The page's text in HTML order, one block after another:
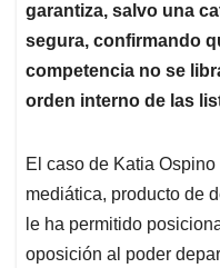
garantiza, salvo una
segura, confirmando
competencia no se
orden interno de las
El caso de Katia
mediática, producto de
le ha permitido
oposición al poder